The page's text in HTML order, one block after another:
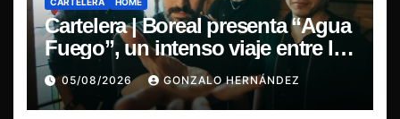
Cartelera | Boreal presenta “Agua
Fuego”, un intenso viaje entre la
pasión y la desilusión
05/08/2026 GONZALO HERNÁNDEZ